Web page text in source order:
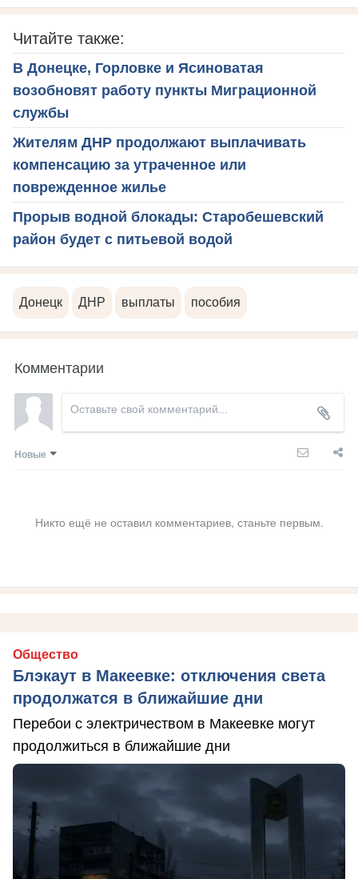
Читайте также:
В Донецке, Горловке и Ясиноватая
возобновят работу пункты Миграционной
службы
Жителям ДНР продолжают выплачивать
компенсацию за утраченное или
поврежденное жилье
Прорыв водной блокады: Старобешевский
район будет с питьевой водой
Донецк ДНР выплаты пособия
Комментарии
Новые
Никто ещё не оставил комментариев, станьте первым.
Общество
Блэкаут в Макеевке: отключения света
продолжатся в ближайшие дни
Перебои с электричеством в Макеевке могут
продолжиться в ближайшие дни